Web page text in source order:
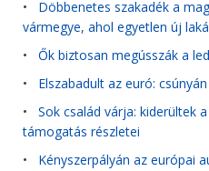
• Döbbenetes szakadék a
vármegye, ahol egyetlen új
• Ők biztosan megússzák a
• Elszabadult az euró:
• Sok család várja: kiderültek
támogatás részletei
• Kényszerpályán az európai